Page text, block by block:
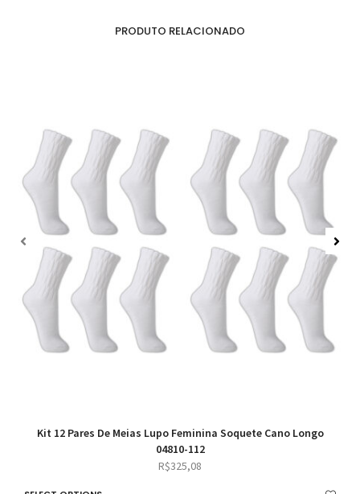
PRODUTO RELACIONADO
Kit 12 Pares De Meias Lupo Feminina Soquete Cano Longo
04810-112
R$325,08